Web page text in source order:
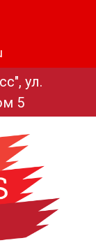
ул.
5